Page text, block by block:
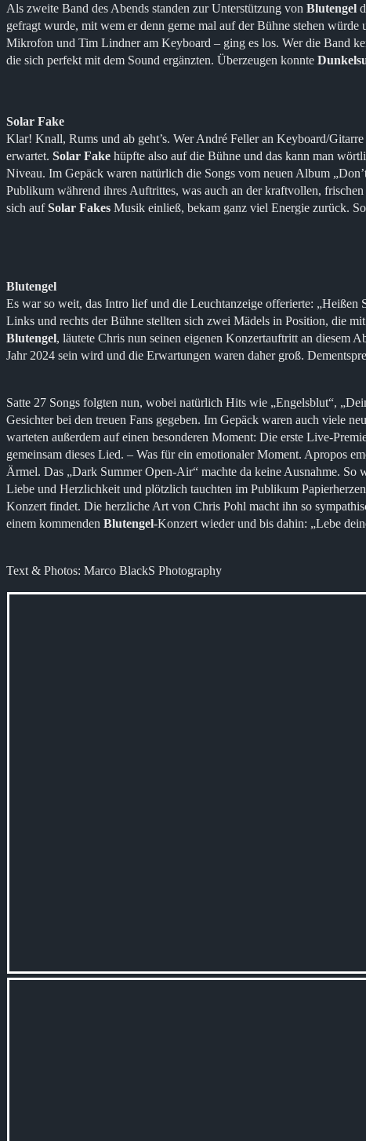
Als zweite Band des Abends standen zur Unterstützung von Blutengel
gefragt wurde, mit wem er denn gerne mal auf der Bühne stehen
Mikrofon und Tim Lindner am Keyboard – ging es los. Wer die Band
die sich perfekt mit dem Sound ergänzten. Überzeugen konnte
Solar Fake
Klar! Knall, Rums und ab geht’s. Wer André Feller an Keyboard/
erwartet. Solar Fake hüpfte also auf die Bühne und das kann man
Niveau. Im Gepäck waren natürlich die Songs vom neuen Album
Publikum während ihres Auftrittes, was auch an der kraftvollen,
sich aufSolar Fakes Musik einließ, bekam ganz viel Energie zurück.
Blutengel
Es war so weit, das Intro lief und die Leuchtanzeige offerierte: „Heißen
Links und rechts der Bühne stellten sich zwei Mädels in Position, die
Blutengel, läutete Chris nun seinen eigenen Konzertauftritt an diesem
Jahr 2024 sein wird und die Erwartungen waren daher groß.
Satte 27 Songs folgten nun, wobei natürlich Hits wie „Engelsblut“,
Gesichter bei den treuen Fans gegeben. Im Gepäck waren auch viele
warteten außerdem auf einen besonderen Moment: Die erste Live-
gemeinsam dieses Lied. – Was für ein emotionaler Moment. Apropos
Ärmel. Das „Dark Summer Open-Air“ machte da keine Ausnahme.
Liebe und Herzlichkeit und plötzlich tauchten im Publikum
Konzert findet. Die herzliche Art von Chris Pohl macht ihn so
einem kommenden Blutengel-Konzert wieder und bis dahin: „Lebe
Text & Photos: Marco BlackS Photography